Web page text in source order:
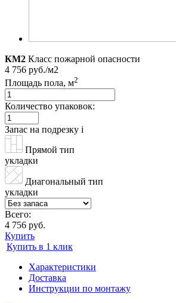
КМ2 Класс пожарной опасности
4 756 руб./м2
Площадь пола, м2
Количество упаковок:
Запас на подрезку i
Прямой тип
укладки
Диагональный тип
укладки
Всего:
4 756 руб.
Купить
Купить в 1 клик
Характеристики
Доставка
Инструкции по монтажу